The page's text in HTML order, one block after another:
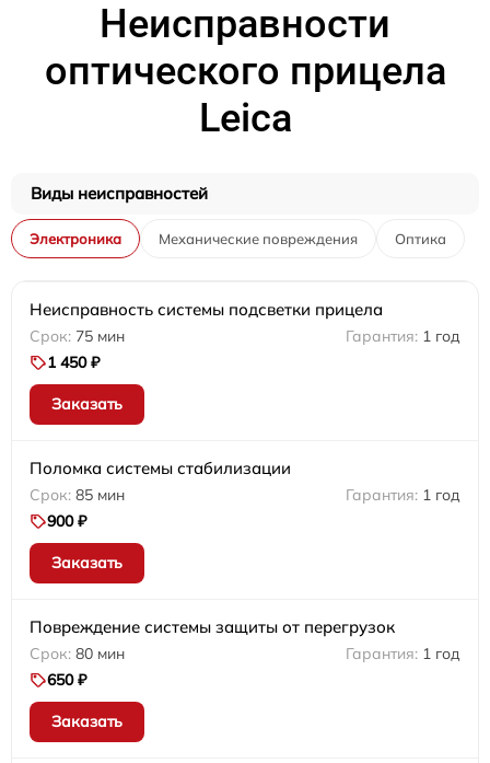
Неисправности
оптического прицела
Leica
Виды неисправностей
Электроника Механические повреждения Оптика
Неисправность системы подсветки прицела
75 мин
1 год
1 450 ₽
Заказать
Поломка системы стабилизации
85 мин
1 год
900 ₽
Заказать
Повреждение системы защиты от перегрузок
80 мин
1 год
650 ₽
Заказать